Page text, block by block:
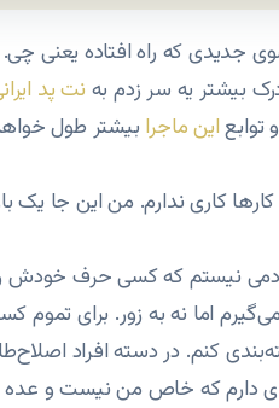
جدیدی که راه افتاده یعنی
بیشتر یه سر زدم به نت پد
این ماجرا بیشتر طول
کاری ندارم. من این جا
نیستم که کسی حرف خودش رو
اما نه به زور. برای تموم
کنم. در دسته افراد
دارم که خاص من نیست و عده